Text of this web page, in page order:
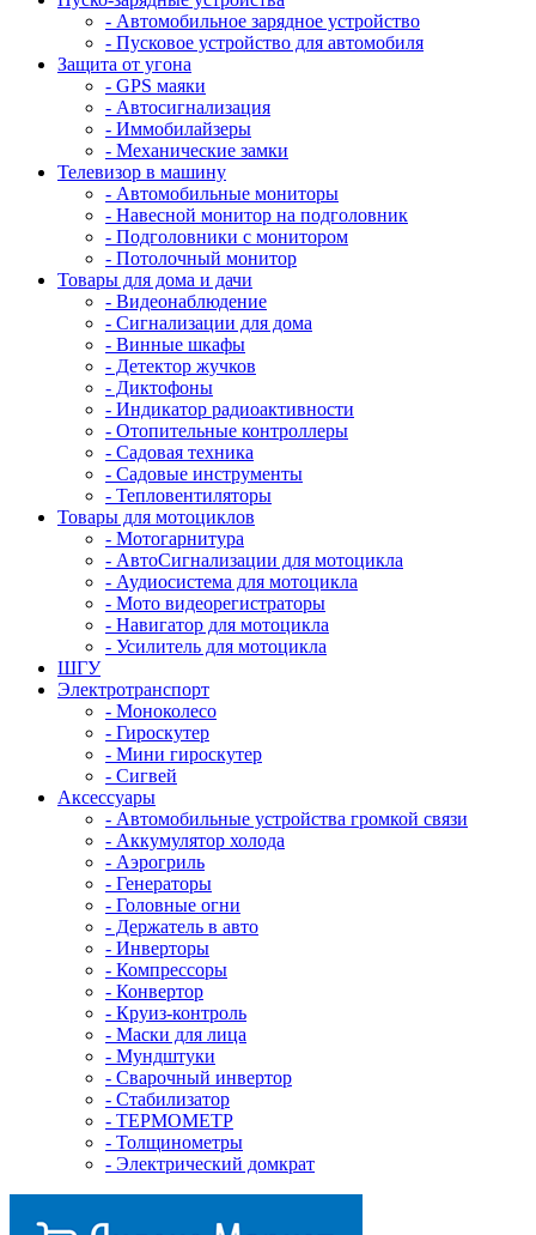
- Автомобильное зарядное устройство
- Пусковое устройство для автомобиля
Защита от угона
- GPS маяки
- Автосигнализация
- Иммобилайзеры
- Механические замки
Телевизор в машину
- Автомобильные мониторы
- Навесной монитор на подголовник
- Подголовники с монитором
- Потолочный монитор
Товары для дома и дачи
- Видеонаблюдение
- Сигнализации для дома
- Винные шкафы
- Детектор жучков
- Диктофоны
- Индикатор радиоактивности
- Отопительные контроллеры
- Садовая техника
- Садовые инструменты
- Тепловентиляторы
Товары для мотоциклов
- Mотогарнитура
- АвтоСигнализации для мотоцикла
- Аудиосистема для мотоцикла
- Мото видеорегистраторы
- Навигатор для мотоцикла
- Усилитель для мотоцикла
ШГУ
Электротранспорт
- Mоноколесо
- Гироскутер
- Мини гироскутер
- Сигвей
Аксессуары
- Автомобильные устройства громкой связи
- Аккумулятор холода
- Аэрогриль
- Генераторы
- Головные огни
- Держатель в авто
- Инверторы
- Компрессоры
- Конвертор
- Круиз-контроль
- Маски для лица
- Мундштуки
- Сварочный инвертор
- Стабилизатор
- ТЕРМОМЕТР
- Толщинометры
- Электрический домкрат